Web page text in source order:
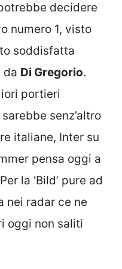
decidere
numero 1, visto
soddisfatta
da Di Gregorio.
portieri
senz’altro
italiane, Inter su
pensa oggi a
la ‘Bild’ pure ad
nei radar ce ne
oggi non saliti